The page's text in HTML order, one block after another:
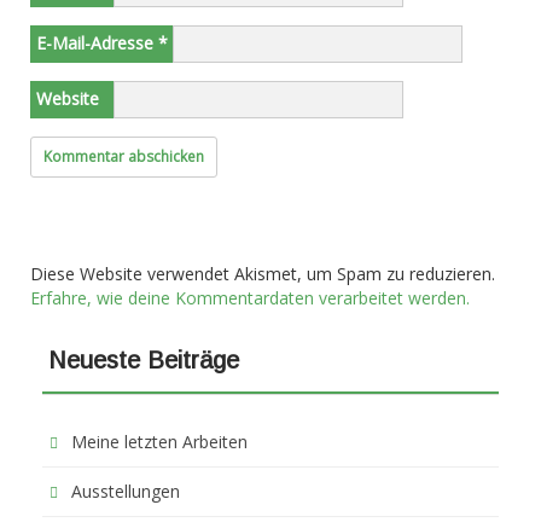
E-Mail-Adresse *
Website
Diese Website verwendet Akismet, um Spam zu reduzieren.
Erfahre, wie deine Kommentardaten verarbeitet werden.
Neueste Beiträge
Meine letzten Arbeiten
Ausstellungen